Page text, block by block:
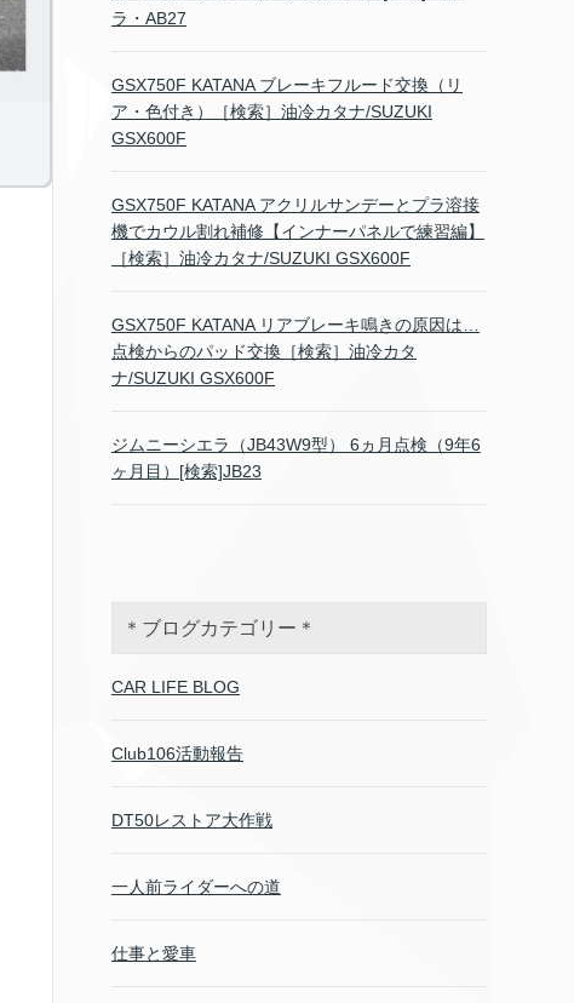
ラ・AB27
GSX750F KATANA ブレーキフルード交換（リ
ア・色付き）［検索］油冷カタナ/SUZUKI
GSX600F
GSX750F KATANA アクリルサンデーとプラ溶接
機でカウル割れ補修【インナーパネルで練習編】
［検索］油冷カタナ/SUZUKI GSX600F
GSX750F KATANA リアブレーキ鳴きの原因は…
点検からのパッド交換［検索］油冷カタ
ナ/SUZUKI GSX600F
ジムニーシエラ（JB43W9型） 6ヵ月点検（9年6
ヶ月目）[検索]JB23
＊ブログカテゴリー＊
CAR LIFE BLOG
Club106活動報告
DT50レストア大作戦
一人前ライダーへの道
仕事と愛車